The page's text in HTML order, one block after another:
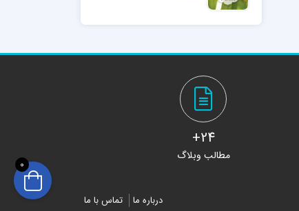
24+
مطالب وبلاگ
درباره ما تماس با ما
0